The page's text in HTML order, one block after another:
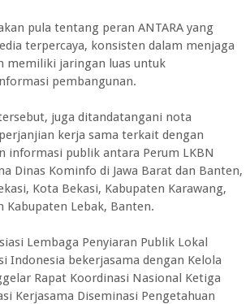
pula tentang peran ANTARA yang
terpercaya, konsisten dalam menjaga
memiliki jaringan luas untuk
pembangunan.
juga ditandatangani nota
kerja sama terkait dengan
informasi publik antara Perum LKBN
Dinas Kominfo di Jawa Barat dan Banten,
Kota Bekasi, Kabupaten Karawang,
Kabupaten Lebak, Banten.
Lembaga Penyiaran Publik Lokal
Indonesia bekerjasama dengan Kelola
Rapat Koordinasi Nasional Ketiga
Kerjasama Diseminasi Pengetahuan